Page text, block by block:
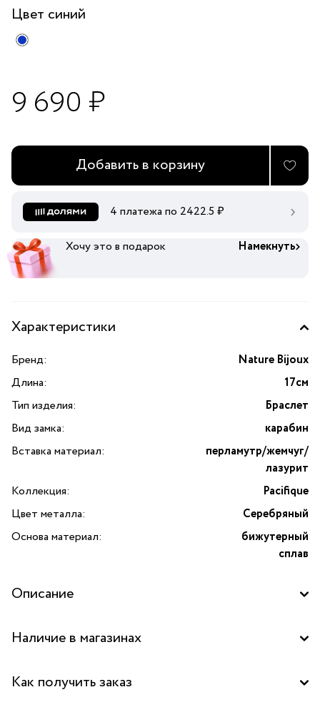
Цвет синий
9 690 ₽
Добавить в корзину
4 платежа по 2422.5 ₽
Хочу это в подарок Намекнуть
Характеристики
Бренд:
Nature Bijoux
Длина:
17см
Тип изделия:
Браслет
Вид замка:
карабин
Вставка материал:
перламутр/жемчуг/
лазурит
Коллекция:
Pacifique
Цвет металла:
Серебряный
Основа материал:
бижутерный
сплав
Описание
французского бренда Nature Bijoux с браслетом Pacifique
жемчугом и лазуритом. Это украшение станет стильным
Наличие в магазинах
Бутик "La Nature" в ТРК "Красный кит", Мытищи
Как получить заказ